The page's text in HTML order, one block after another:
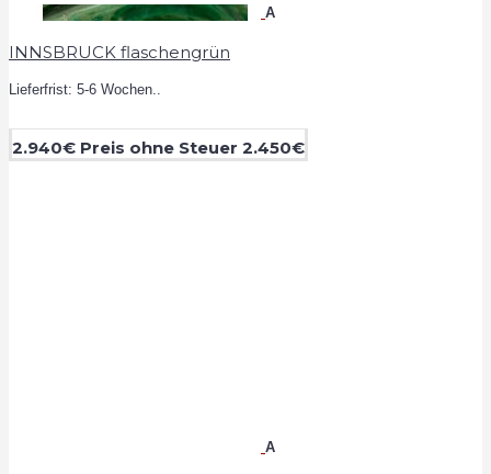
A
INNSBRUCK flaschengrün
Lieferfrist: 5-6 Wochen..
2.940€ Preis ohne Steuer 2.450€
A